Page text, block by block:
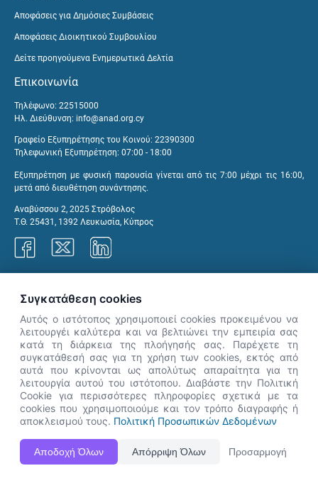
Αποφάσεις για Δημόσιες Συμβάσεις
Αποφάσεις Διοικητικού Συμβουλίου
Δείτε προηγούμενα Ενημερωτικά Δελτία
Επικοινωνία
Τηλέφωνο: 22515000
Ηλ. Διεύθυνση: info@anad.org.cy
Γραφείο Εξυπηρέτησης του Κοινού: 22390300
Τηλεφωνική Εξυπηρέτηση: 07:00 - 18:00
Εξυπηρέτηση με φυσική παρουσία γίνεται από τις 7:00 μέχρι τις 16:00,
μετά από διευθέτηση συνάντησης.
Αναβύσσου 2, 2025 Στρόβολος
Τ.Θ. 25431, 1392 Λευκωσία, Κύπρος
Η Ιστοσελίδα ΑνΑΔ είναι πλήρως συμβατή με τις νεότερες εκδόσεις, Google Chrome, Mozilla Firefox,
Apple Safari καθώς και Internet Explorer.
👋 Καλώς ήρθες! Είμαι η Νόησις.
Πες μου πώς μπορώ να σε βοηθήσω
σήμερα.
Συγκατάθεση cookies
Αυτός ο ιστότοπος χρησιμοποιεί cookies προκειμένου να
λειτουργέι καλύτερα και να βελτιώνει την εμπειρία σας
κατά τη διάρκεια της πλοήγησής σας. Παρέχετε τη
συγκατάθεσή σας για τη χρήση των cookies, εκτός από
αυτά που κρίνονται ως απολύτως απαραίτητα για τη
λειτουργία αυτού του ιστότοπου. Διαβάστε την Πολιτική
Cookie για περισσότερες πληροφορίες σχετικά με τα
cookies που χρησιμοποιούμε και τον τρόπο διαγραφής ή
αποκλεισμού τους. Πολιτική Προσωπικών Δεδομένων
Αποδοχή Όλων Απόρριψη Όλων Προσαρμογή